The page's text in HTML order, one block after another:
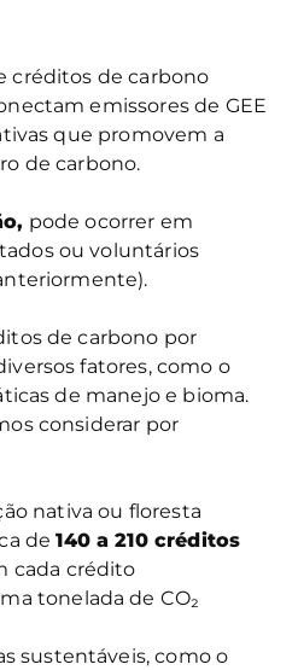
créditos de carbono
emissores de GEE
que promovem a
de carbono.
pode ocorrer em
ou voluntários
de carbono por
fatores, como o
de manejo e bioma.
considerar por
nativa ou floresta
de140 a 210 créditos
cada crédito
tonelada de CO₂
sustentáveis, como o